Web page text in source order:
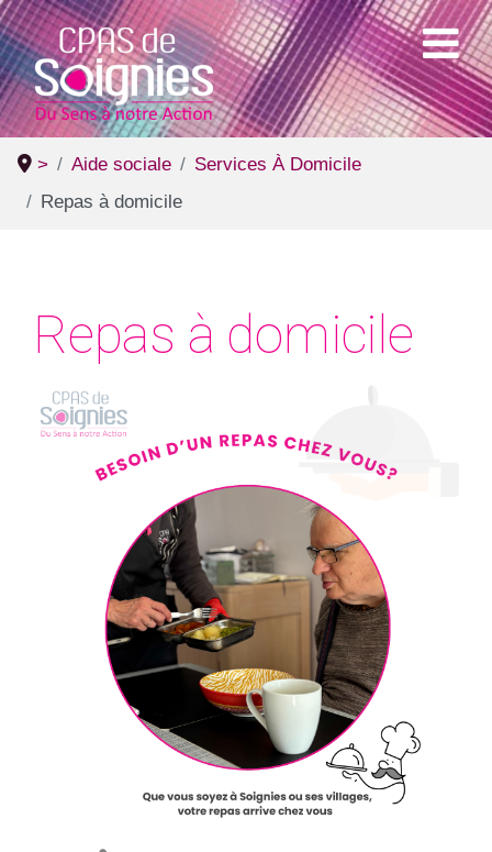
> Aide sociale
Services À Domicile
Repas à domicile
Repas à domicile